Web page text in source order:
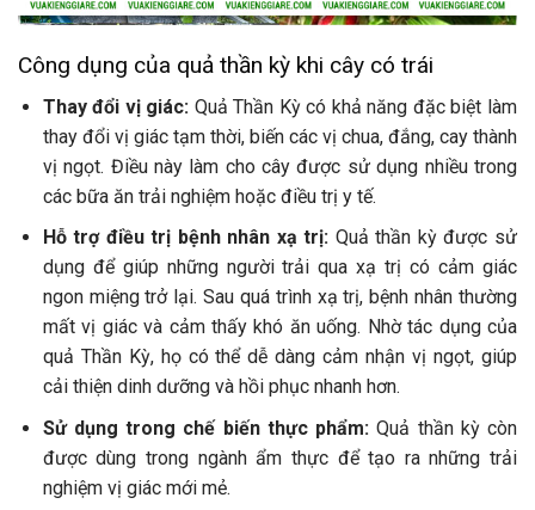
Công dụng của quả thần kỳ khi cây có trái
Thay đổi vị giác: Quả Thần Kỳ có khả năng đặc biệt làm
thay đổi vị giác tạm thời, biến các vị chua, đắng, cay thành
vị ngọt. Điều này làm cho cây được sử dụng nhiều trong
các bữa ăn trải nghiệm hoặc điều trị y tế.
Hỗ trợ điều trị bệnh nhân xạ trị: Quả thần kỳ được sử
dụng để giúp những người trải qua xạ trị có cảm giác
ngon miệng trở lại. Sau quá trình xạ trị, bệnh nhân thường
mất vị giác và cảm thấy khó ăn uống. Nhờ tác dụng của
quả Thần Kỳ, họ có thể dễ dàng cảm nhận vị ngọt, giúp
cải thiện dinh dưỡng và hồi phục nhanh hơn.
Sử dụng trong chế biến thực phẩm: Quả thần kỳ còn
được dùng trong ngành ẩm thực để tạo ra những trải
nghiệm vị giác mới mẻ.